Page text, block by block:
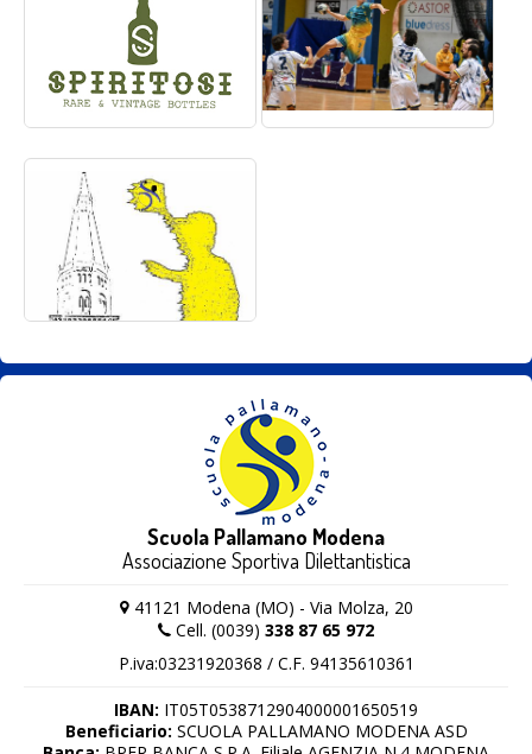
Scuola Pallamano Modena
Associazione Sportiva Dilettantistica
41121 Modena (MO) - Via Molza, 20
Cell. (0039) 338 87 65 972
P.iva:03231920368 / C.F. 94135610361
IBAN: IT05T0538712904000001650519
Beneficiario: SCUOLA PALLAMANO MODENA ASD